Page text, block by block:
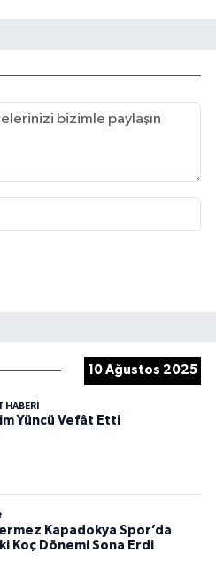
10 Ağustos 2025
HABERI
Yüncü Vefât Etti
Kapadokya Spor’da
Koç Dönemi Sona Erdi